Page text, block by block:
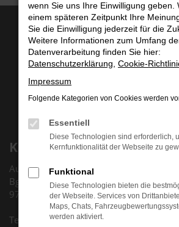
Kontakt
Autohaus Huth GmbH
Bgm.-Dr.-Nebel-Str. 5
97816 Lohr am Main
Tel. +49 (0) 9352 8795 0
wenn Sie uns Ihre Einwilligung geben.
einem späteren Zeitpunkt Ihre
Sie die Einwilligung jederzeit für die
Weitere Informationen zum Umfang
Datenverarbeitung finden Sie hier:
Datenschutzerklärung Cookie-
Impressum
Folgende Kategorien von Cookies werden
Essentiell
Diese Technologien sind erforderlich,
Kernfunktionalität der Webseite zu
Funktional
Diese Technologien bieten die
der Webseite. Services von
Maps, Chats,
werden aktiviert.